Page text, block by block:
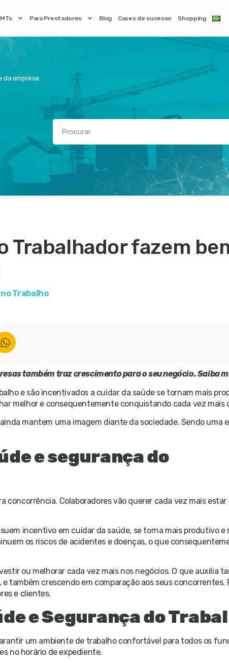
Para Prestadores Blog Cases de sucesso Shopping
da empresa
Trabalhador fazem
Trabalho
também traz crescimento para o seu negócio. Saiba
e são incentivados a cuidar da saúde se tornam mais
melhor e consequentemente conquistando cada vez mais
mantem uma imagem diante da sociedade. Sendo uma
e segurança do
concorrência. Colaboradores vão querer cada vez mais estar
incentivo em cuidar da saúde, se torna mais produtivo e
os riscos de acidentes e doenças, o que
ou melhorar cada vez mais nos negócios. O que auxilia
também crescendo em comparação aos seus concorrentes.
e clientes.
e Segurança do
um ambiente de trabalho confortável para todos os
no horário de expediente.